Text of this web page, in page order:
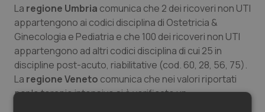
Salute orale & impianti
Sangue & coagulazione
Tiroide
La regione Umbria comunica che 2 dei ricoveri non UTI
appartengono ai codici disciplina di Ostetricia &
Ginecologia e Pediatria e che 100 dei ricoveri non UTI
appartengono ad altri codici disciplina di cui 25 in
discipline post-acuto, riabilitative (cod. 60, 28, 56, 75).
La regione Veneto comunica che nei valori riportati
per le terapie intensive si è verificato un